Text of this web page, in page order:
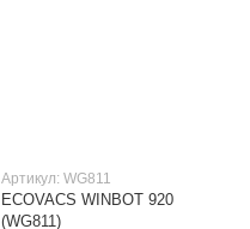
Артикул: WG811
ECOVACS WINBOT 920
(WG811)